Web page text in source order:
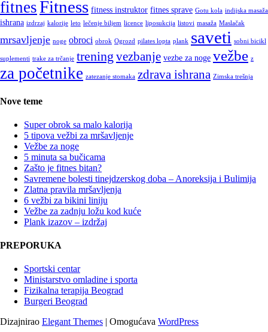
fitnesFitness fitness instruktor fitnes sprave Gotu kola indijska masaža
ishrana izdrzaj kalorije leto lečenje biljem licence liposukcija listovi masaža Maslačak
mrsavljenje noge obroci obrok Ogrozd pilates lopta plank saveti sobni bicikl
suplementi trake za trčanje trening vezbanje vezbe za noge vežbe z
za početnike zatezanje stomaka zdrava ishrana Zimska trešnja
Nove teme
Super obrok sa malo kalorija
5 tipova vežbi za mršavljenje
Vežbe za noge
5 minuta sa bučicama
Zašto je fitnes bitan?
Savremene bolesti tinejdzerskog doba – Anoreksija i Bulimija
Zlatna pravila mršavljenja
6 vežbi za bikini liniju
Vežbe za zadnju ložu kod kuće
Plank izazov – izdržaj
PREPORUKA
Sportski centar
Ministarstvo omladine i sporta
Fizikalna terapija Beograd
Burgeri Beograd
Dizajnirao Elegant Themes | Omogućava WordPress